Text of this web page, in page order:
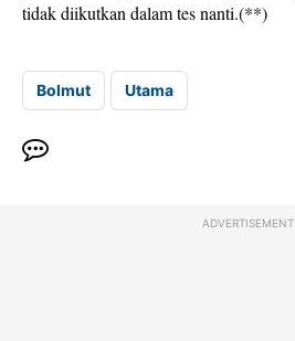
tidak diikutkan dalam tes nanti.(**)
Bolmut Utama
ADVERTISEMENT